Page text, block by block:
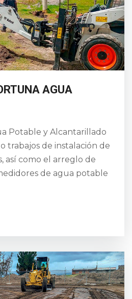
AGUA
Potable y Alcantarillado
trabajos de instalación de
así como el arreglo de
de agua potable